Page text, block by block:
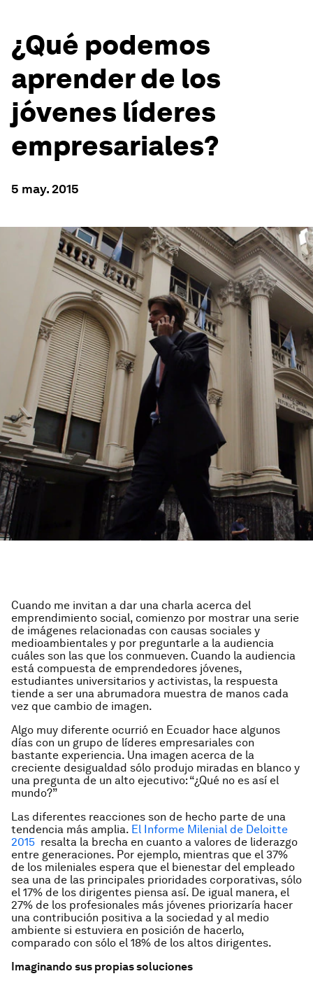
¿Qué podemos
aprender de los
jóvenes líderes
empresariales?
5 may. 2015
Cuando me invitan a dar una charla acerca del
emprendimiento social, comienzo por mostrar una serie
de imágenes relacionadas con causas sociales y
medioambientales y por preguntarle a la audiencia
cuáles son las que los conmueven. Cuando la audiencia
está compuesta de emprendedores jóvenes,
estudiantes universitarios y activistas, la respuesta
tiende a ser una abrumadora muestra de manos cada
vez que cambio de imagen.
Algo muy diferente ocurrió en Ecuador hace algunos
días con un grupo de líderes empresariales con
bastante experiencia. Una imagen acerca de la
creciente desigualdad sólo produjo miradas en blanco y
una pregunta de un alto ejecutivo: “¿Qué no es así el
mundo?”
Las diferentes reacciones son de hecho parte de una
tendencia más amplia. El Informe Milenial de Deloitte
2015 resalta la brecha en cuanto a valores de liderazgo
entre generaciones. Por ejemplo, mientras que el 37%
de los mileniales espera que el bienestar del empleado
sea una de las principales prioridades corporativas, sólo
el 17% de los dirigentes piensa así. De igual manera, el
27% de los profesionales más jóvenes priorizaría hacer
una contribución positiva a la sociedad y al medio
ambiente si estuviera en posición de hacerlo,
comparado con sólo el 18% de los altos dirigentes.
Imaginando sus propias soluciones